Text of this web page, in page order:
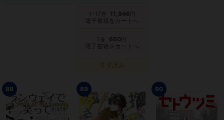
1-17 巻 11,946
電子書籍をカートへ
1 巻 660
電子書籍をカートへ
タダ読み
88 89 90